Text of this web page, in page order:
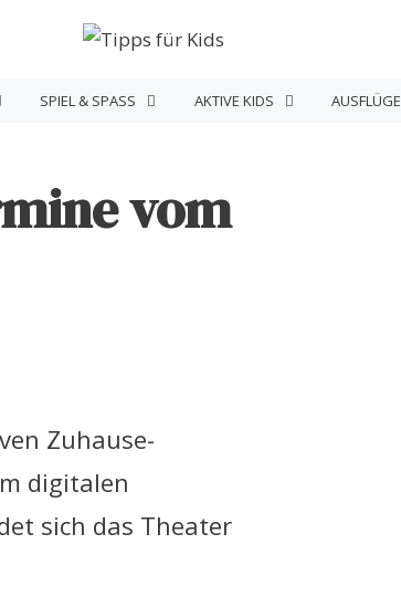
SPIEL & SPASS AKTIVE KIDS
vom
Zuhause-
digitalen
sich das Theater